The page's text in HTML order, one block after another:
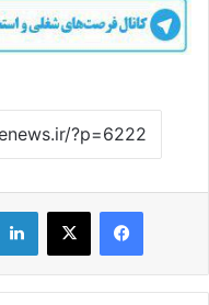
فیسبوکایکس